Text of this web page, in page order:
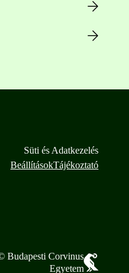
Süti és Adatkezelés
BeállításokTájékoztató
Budapesti Corvinus
Egyetem